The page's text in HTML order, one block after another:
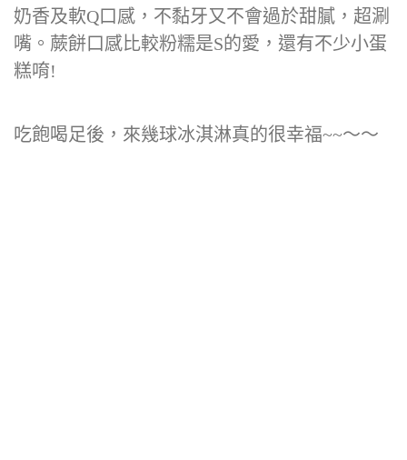
奶香及軟Q口感，不黏牙又不會過於甜膩，超涮
嘴。蕨餅口感比較粉糯是S的愛，還有不少小蛋
糕唷!
吃飽喝足後，來幾球冰淇淋真的很幸福~~～～